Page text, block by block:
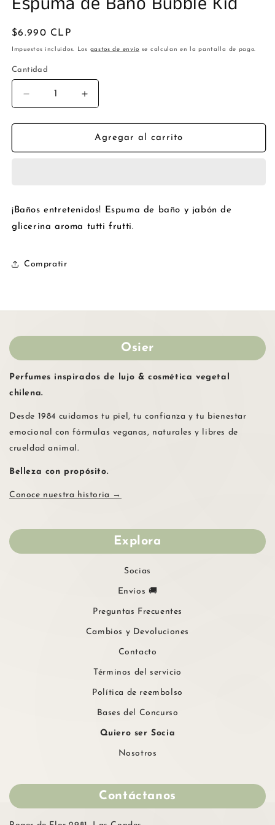
multimedia
una
modal
Precio
habitual
$6.990 CLP
Impuestos incluidos. Los gastos de envío se calculan en la pantalla de pago.
Cantidad
Cantidad
Reducir
cantidad
para
de
Aumentar
cantidad
para
Espuma
de
Agregar al carrito
¡Baños entretenidos! Espuma de baño y jabón de
glicerina aroma tutti frutti.
Compratir
Osier
Perfumes inspirados de lujo & cosmética vegetal
chilena.
Desde 1984 cuidamos tu piel, tu confianza y tu bienestar
emocional con fórmulas veganas, naturales y libres de
crueldad animal.
Belleza con propósito.
Conoce nuestra historia →
Explora
Socias
Envíos 🚚
Preguntas Frecuentes
Cambios y Devoluciones
Contacto
Términos del servicio
Política de reembolso
Bases del Concurso
Quiero ser Socia
Nosotros
Contáctanos